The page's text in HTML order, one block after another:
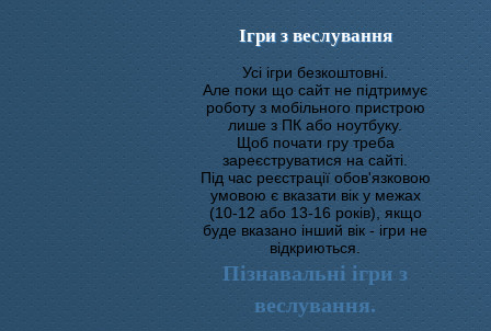
Ігри з веслування
Усі ігри безкоштовні.
Але поки що сайт не підтримує
роботу з мобільного пристрою
лише з ПК або ноутбуку.
Щоб почати гру треба
зареєструватися на сайті.
Під час реєстрації обов'язковою
умовою є вказати вік у межах
(10-12 або 13-16 років), якщо
буде вказано інший вік - ігри не
відкриються.
Пізнавальні ігри з
веслування.